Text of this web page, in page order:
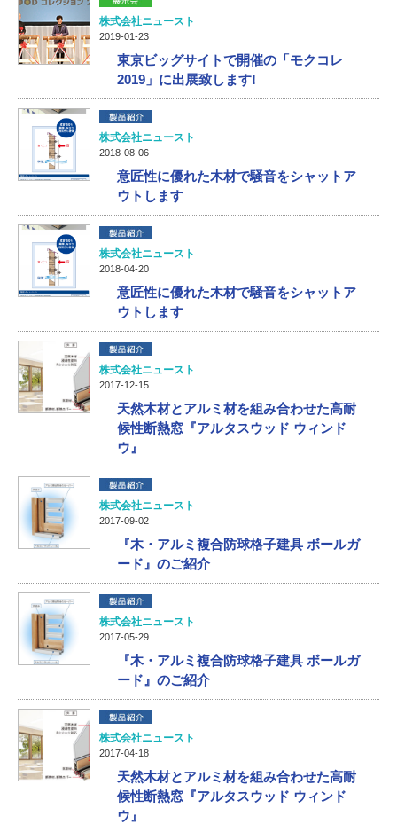
株式会社ニュースト
2019-01-23
東京ビッグサイトで開催の「モクコレ
2019」に出展致します!
株式会社ニュースト
2018-08-06
意匠性に優れた木材で騒音をシャットア
ウトします
株式会社ニュースト
2018-04-20
意匠性に優れた木材で騒音をシャットア
ウトします
株式会社ニュースト
2017-12-15
天然木材とアルミ材を組み合わせた高耐
候性断熱窓『アルタスウッド ウィンド
ウ』
株式会社ニュースト
2017-09-02
『木・アルミ複合防球格子建具 ボールガ
ード』のご紹介
株式会社ニュースト
2017-05-29
『木・アルミ複合防球格子建具 ボールガ
ード』のご紹介
株式会社ニュースト
2017-04-18
天然木材とアルミ材を組み合わせた高耐
候性断熱窓『アルタスウッド ウィンド
ウ』